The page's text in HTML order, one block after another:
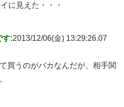
に見えた・・・
す:2013/12/06(金) 13:29:26.07
買うのがバカなんだが、相手関